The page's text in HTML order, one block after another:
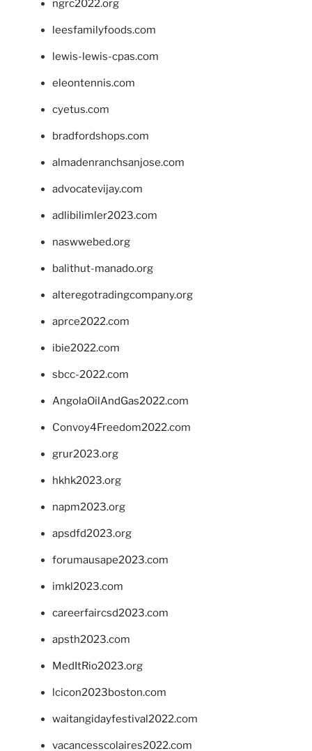
ngrc2022.org
leesfamilyfoods.com
lewis-lewis-cpas.com
eleontennis.com
cyetus.com
bradfordshops.com
almadenranchsanjose.com
advocatevijay.com
adlibilimler2023.com
naswwebed.org
balithut-manado.org
alteregotradingcompany.org
aprce2022.com
ibie2022.com
sbcc-2022.com
AngolaOilAndGas2022.com
Convoy4Freedom2022.com
grur2023.org
hkhk2023.org
napm2023.org
apsdfd2023.org
forumausape2023.com
imkl2023.com
careerfaircsd2023.com
apsth2023.com
MedItRio2023.org
lcicon2023boston.com
waitangidayfestival2022.com
vacancesscolaires2022.com